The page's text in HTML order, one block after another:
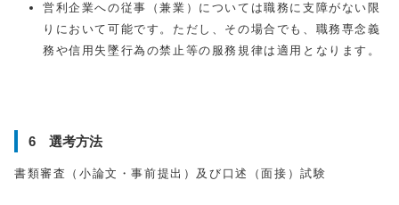
営利企業への従事（兼業）については職務に支障がない限
りにおいて可能です。ただし、その場合でも、職務専念義
務や信用失墜行為の禁止等の服務規律は適用となります。
6 選考方法
書類審査（小論文・事前提出）及び口述（面接）試験